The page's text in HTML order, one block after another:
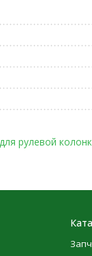
рулевой